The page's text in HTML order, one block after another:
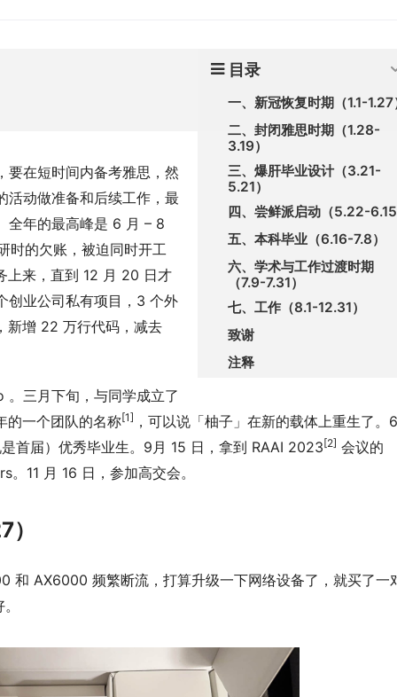
目录
一、新冠恢复时期（1.1-1.27
二、封闭雅思时期（1.28-
3.19）
三、爆肝毕业设计（3.21-
5.21）
四、尝鲜派启动（5.22-
五、本科毕业（6.16-7.8）
六、学术与工作过渡时期
（7.9-7.31）
七、工作（8.1-12.31）
致谢
注释
要在短时间内备考雅思，然
活动做准备和后续工作，最
全年的最高峰是 6 月 – 8
时的欠账，被迫同时开工
上来，直到 12 月 20 日才
创业公司私有项目，3 个外
新增 22 万行代码，减去
三月下旬，与同学成立了
的一个团队的名称[1] ，可以说「柚子」在新的载体上重生了。
首届）优秀毕业生。9月 15 日，拿到 RAAI 2023[2] 会议的
。11 月 16 日，参加高交会。
和 AX6000 频繁断流，打算升级一下网络设备了，就买了一